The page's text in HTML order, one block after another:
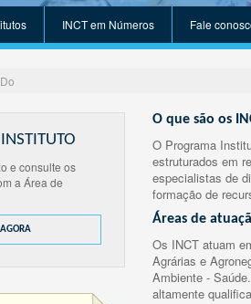
INCT em Números Fale
e consulte os
a Área de
AGORA
O que são os
O Programa
estruturados em
especialistas de
formação de
Áreas de
Os INCT atuam
Agrárias e
Ambiente -
altamente